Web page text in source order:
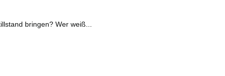
bringen? Wer weiß...